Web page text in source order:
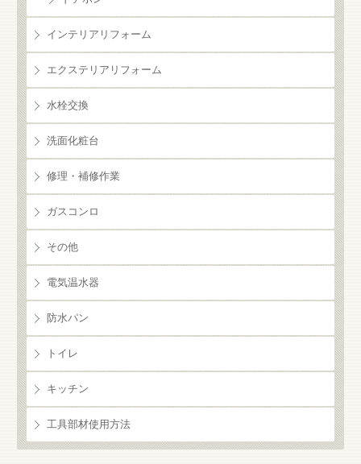
インテリアリフォーム
エクステリアリフォーム
水栓交換
洗面化粧台
修理・補修作業
ガスコンロ
その他
電気温水器
防水パン
トイレ
キッチン
工具部材使用方法